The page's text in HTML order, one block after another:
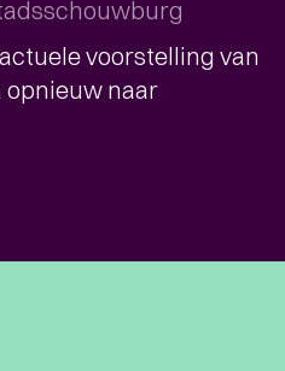
voorstelling van
opnieuw naar